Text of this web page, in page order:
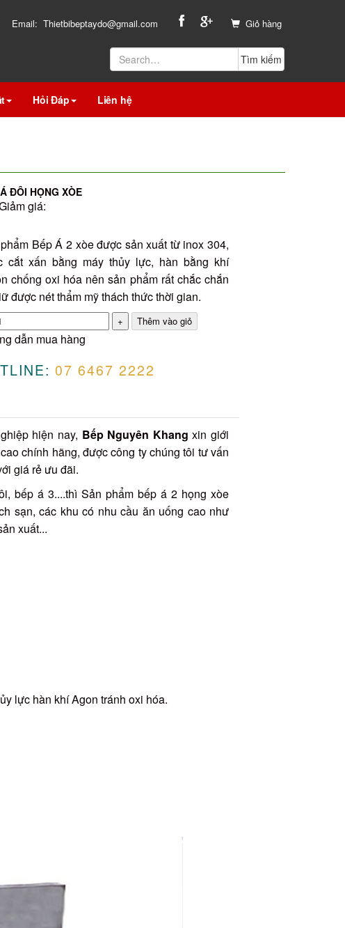
Email: Thietbibeptaydo@gmail.com Giỏ hàng
Hỏi Đáp Liên hệ
ĐÔI HỌNG XÒE
giá:
Bếp Á 2 xòe được sản xuất từ inox 304,
cắt xấn bằng máy thủy lực, hàn bằng khí
chống oxi hóa nên sản phẩm rất chắc chắn
được nét thẩm mỹ thách thức thời gian.
dẫn mua hàng
07 6467 2222
hiện nay, Bếp Nguyên Khang xin giới
chính hãng, được công ty chúng tôi tư vấn
giá rẻ ưu đãi.
bếp á 3....thì Sản phẩm bếp á 2 họng xòe
sạn, các khu có nhu cầu ăn uống cao như
xuất...
lực hàn khí Agon tránh oxi hóa.